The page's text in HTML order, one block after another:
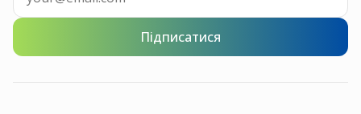
Підписатися